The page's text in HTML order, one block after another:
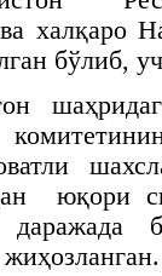
халқаро
бўлиб,
юқори
даражада